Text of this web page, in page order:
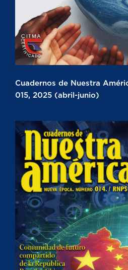
Cuadernos de Nuestra
015, 2025 (abril-junio)